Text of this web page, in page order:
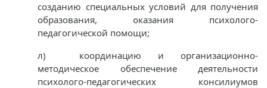
созданию специальных условий для получения
образования, оказания психолого-
педагогической помощи;
л) координацию и организационно-
методическое обеспечение деятельности
психолого-педагогических консилиумов